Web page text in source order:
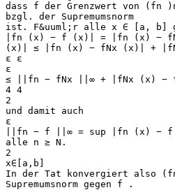
dass f der Grenzwert von (fn
bzgl. der Supremumsnorm
ist. F&uuml;r alle x ∈ [a, b]
|fn (x) − f (x)| = |fn (x) −
(x)| ≤ |fn (x) − fNx (x)| +
ε ε
ε
≤ ||fn − fNx ||∞ + |fNx (x)
4 4
2
und damit auch
ε
||fn − f ||∞ = sup |fn (x) − f
alle n ≥ N.
2
x∈[a,b]
In der Tat konvergiert also
Supremumsnorm gegen f .